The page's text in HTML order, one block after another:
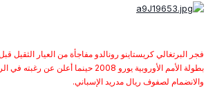
فجر البرتغالي كريستاينو رونالدو مفاجأة من العيار الثقيل
بطولة الأمم الأوروبية يورو 2008 حينما أعلن
والانضمام لصفوف ريال مدريد الإسباني.